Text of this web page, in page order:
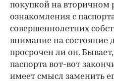
покупкой на вторичном
ознакомления с
совершеннолетних
внимание на состояние
просрочен ли он.
паспорта вот-вот
имеет смысл заменить